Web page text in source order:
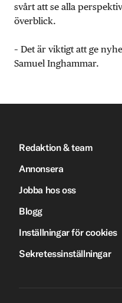
svårt att se alla
överblick.
– Det är viktigt att ge
Samuel Inghammar.
Redaktion & team
Annonsera
Jobba hos oss
Blogg
Inställningar för cookies
Sekretessinställningar